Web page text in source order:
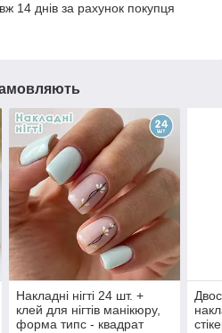
14 днів за рахунок покупця
Накладні нігті 24 шт. +
клей для нігтів манікюру,
форма типс - квадрат